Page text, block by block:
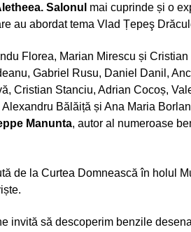
Salonul mai cuprinde și o
au abordat tema Vlad Țepeş
Florea, Marian Mirescu și
Gabriel Rusu, Daniel Danil,
Cristian Stanciu, Adrian Cocoș,
Bălăiță și Ana Maria
Manunta, autor al numeroase
de la Curtea Domnească în holul
invită să descoperim benzile